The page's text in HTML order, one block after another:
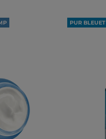
PUR BLEUET